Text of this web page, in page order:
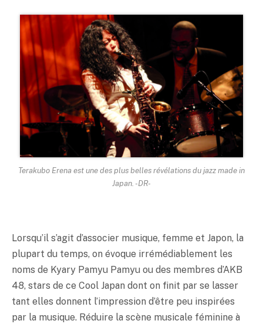
Terakubo Erena est une des plus belles révélations du jazz made in
Japan. -DR-
Lorsqu’il s’agit d’associer musique, femme et Japon, la
plupart du temps, on évoque irrémédiablement les
noms de Kyary Pamyu Pamyu ou des membres d’AKB
48, stars de ce Cool Japan dont on finit par se lasser
tant elles donnent l’impression d’être peu inspirées
par la musique. Réduire la scène musicale féminine à